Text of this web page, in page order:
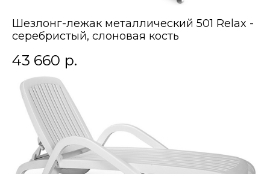
Шезлонг-лежак металлический 501 Relax -
серебристый, слоновая кость
43 660 р.